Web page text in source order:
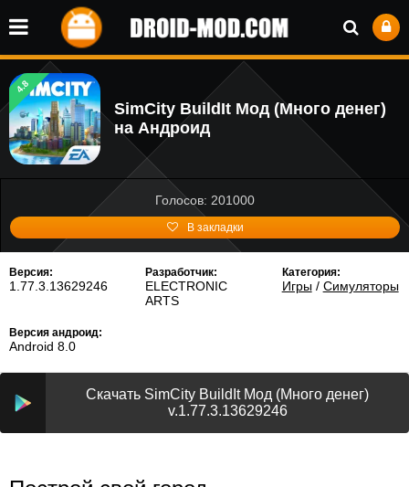
4.8
SimCity BuildIt Мод (Много денег)
на Андроид
Голосов: 201000
В закладки
Версия:
1.77.3.13629246
Разработчик:
ELECTRONIC
ARTS
Категория:
Игры/ Симуляторы
Версия андроид:
Android 8.0
Скачать SimCity BuildIt Мод (Много денег)
v.1.77.3.13629246